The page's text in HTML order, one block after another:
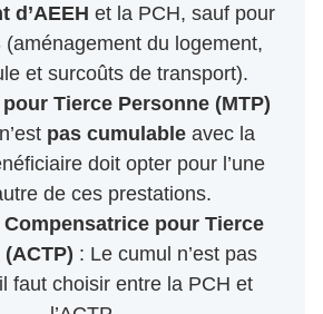
d’AEEH et la PCH, sauf pour
(aménagement du logement,
et surcoûts de transport).
Tierce Personne (MTP)
pas cumulableavec la
doit opter pour l’une
de ces prestations.
pour Tierce
: Le cumul n’est pas
faut choisir entre la PCH et